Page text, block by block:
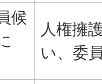
候
人権擁
い、委